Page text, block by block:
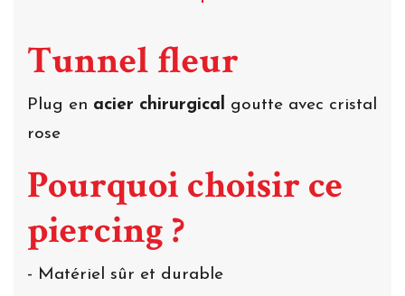
Tunnel fleur
Plug en acier chirurgical
goutte avec cristal
rose
Pourquoi choisir ce
piercing ?
- Matériel sûr et durable